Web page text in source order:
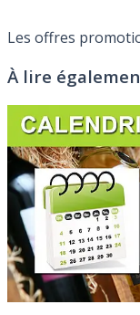
Les offres
À lire